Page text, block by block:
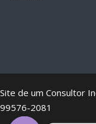
Site de um Consultor
99576-2081